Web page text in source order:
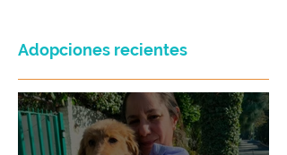
Adopciones recientes